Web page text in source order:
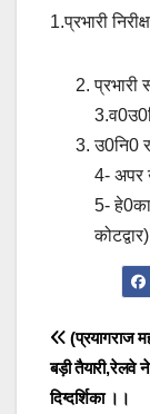
1.प्रभारी
प्रभारी
उ0नि0
4- अपर
5-
कोटद्वार)
Post
(प्रयागराज
बड़ी तैयारी,रेलवे ने
दिग्दर्शिका ।।